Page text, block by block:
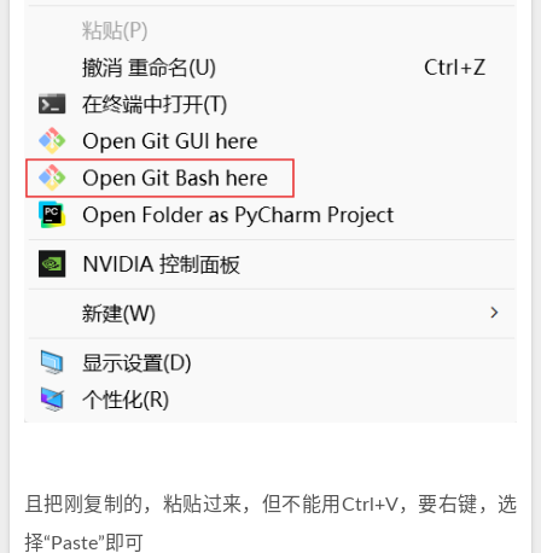
且把刚复制的，粘贴过来，但不能用Ctrl+V，要右键，选
择“Paste”即可